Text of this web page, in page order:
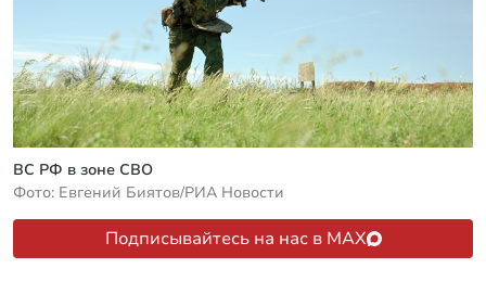
ВС РФ в зоне СВО
Фото: Евгений Биятов/РИА Новости
Подписывайтесь на нас в MAX